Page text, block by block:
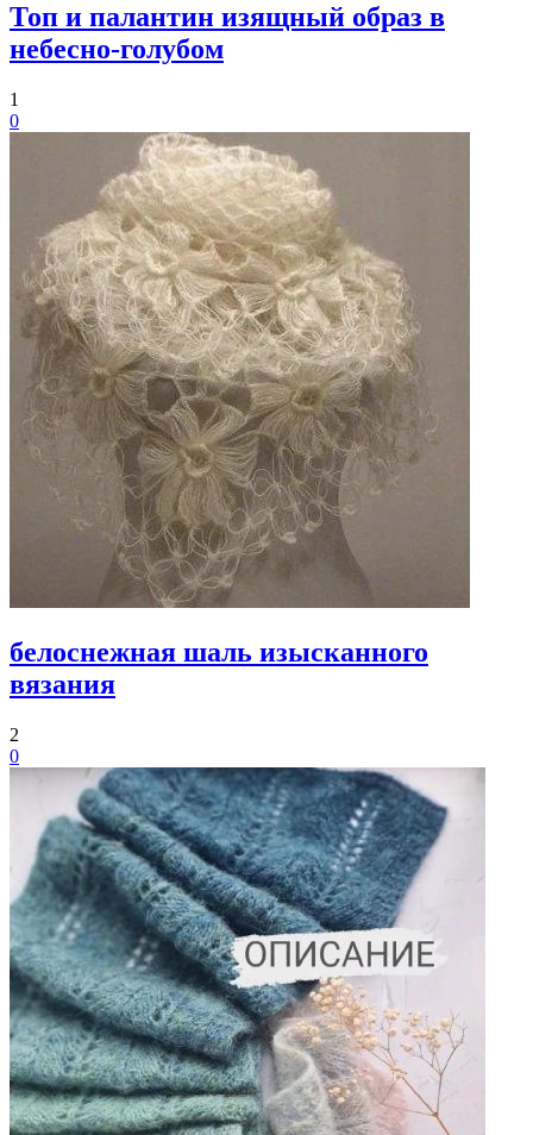
Топ и палантин изящный образ в
небесно-голубом
1
0
белоснежная шаль изысканного
вязания
2
0